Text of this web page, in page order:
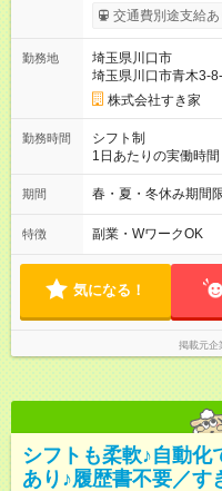
1500円 高校生時給：1150円 【特別手当】早朝
00）時給+150円 【試用期間】試用期間あり 試用期間の長さ：1
30日（※条件変更な
ただきます。 研修制
交通費別途支給あ
勤務地
埼玉県川口市
埼玉県川口市青木3-
株式会社すき家
勤務時間
シフト制
1日あたりの実働時
2h～OK ＜シフト例
後帯 14:00-18:00 〇
ます♪
期間 春・夏・冬休み期間
特徴 副業・WワークOK
気になる！
掲載元企
シフトも柔軟♪自動
あり♪履歴書不要／す